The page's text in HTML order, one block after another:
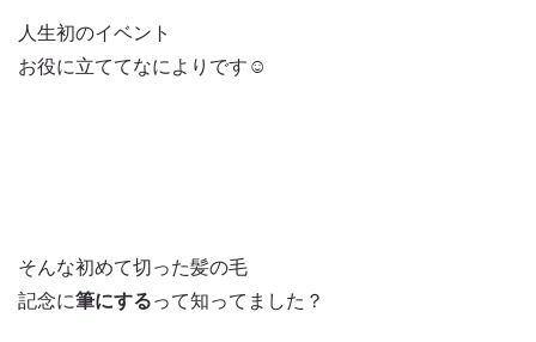
人生初のイベント
お役に立ててなによりです☺️
そんな初めて切った髪の毛
記念に筆にするって知ってました？